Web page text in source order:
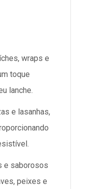
wraps e
toque
lanche.
e lasanhas,
e saborosos
peixes e